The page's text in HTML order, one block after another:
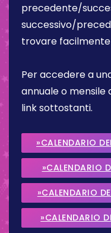
precedente/
successivo/
trovare facilmente
Per accedere a
annuale o mensile
link sottostanti.
»CALENDARIO
»CALENDARIO
»CALENDARIO
»CALENDARIO